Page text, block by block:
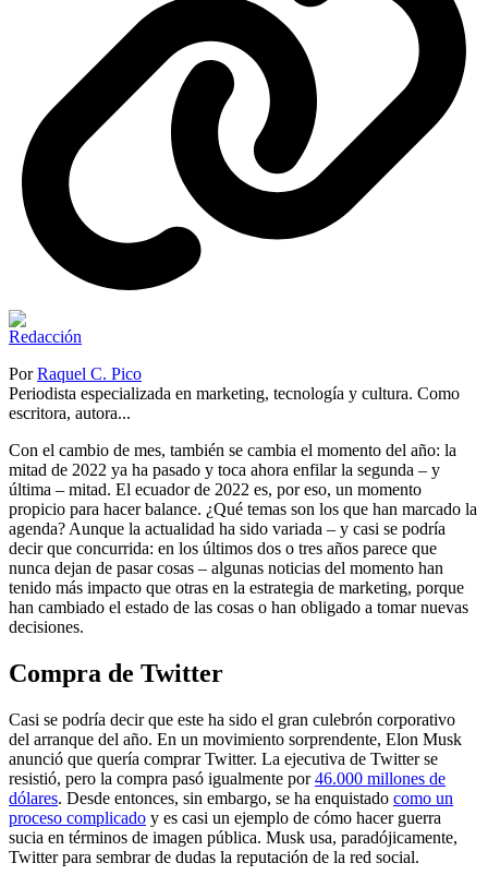
PorRaquel C. Pico
Periodista especializada en marketing, tecnología y cultura. Como
escritora, autora...
Con el cambio de mes, también se cambia el momento del año: la
mitad de 2022 ya ha pasado y toca ahora enfilar la segunda – y
última – mitad. El ecuador de 2022 es, por eso, un momento
propicio para hacer balance. ¿Qué temas son los que han marcado la
agenda? Aunque la actualidad ha sido variada – y casi se podría
decir que concurrida: en los últimos dos o tres años parece que
nunca dejan de pasar cosas – algunas noticias del momento han
tenido más impacto que otras en la estrategia de marketing, porque
han cambiado el estado de las cosas o han obligado a tomar nuevas
decisiones.
Compra de Twitter
Casi se podría decir que este ha sido el gran culebrón corporativo
del arranque del año. En un movimiento sorprendente, Elon Musk
anunció que quería comprar Twitter. La ejecutiva de Twitter se
resistió, pero la compra pasó igualmente por46.000 millones de
dólares. Desde entonces, sin embargo, se ha enquistado como un
proceso complicado y es casi un ejemplo de cómo hacer guerra
sucia en términos de imagen pública. Musk usa, paradójicamente,
Twitter para sembrar de dudas la reputación de la red social.